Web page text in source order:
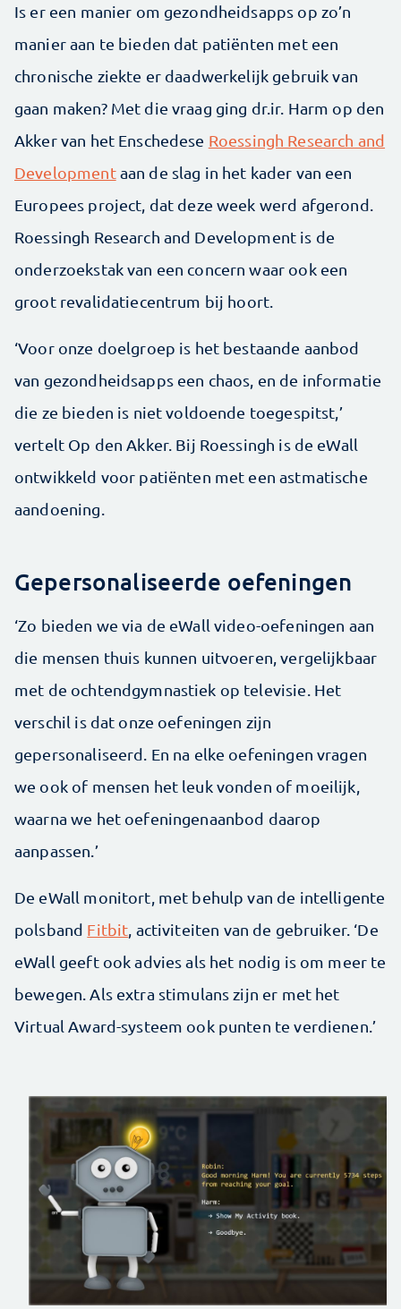
Is er een manier om gezondheidsapps op zo’n
manier aan te bieden dat patiënten met een
chronische ziekte er daadwerkelijk gebruik van
gaan maken? Met die vraag ging dr.ir. Harm op den
Akker van het Enschedese Roessingh Research and
Developmentaan de slag in het kader van een
Europees project, dat deze week werd afgerond.
Roessingh Research and Development is de
onderzoekstak van een concern waar ook een
groot revalidatiecentrum bij hoort.
‘Voor onze doelgroep is het bestaande aanbod
van gezondheidsapps een chaos, en de informatie
die ze bieden is niet voldoende toegespitst,’
vertelt Op den Akker. Bij Roessingh is de eWall
ontwikkeld voor patiënten met een astmatische
aandoening.
Gepersonaliseerde oefeningen
‘Zo bieden we via de eWall video-oefeningen aan
die mensen thuis kunnen uitvoeren, vergelijkbaar
met de ochtendgymnastiek op televisie. Het
verschil is dat onze oefeningen zijn
gepersonaliseerd. En na elke oefeningen vragen
we ook of mensen het leuk vonden of moeilijk,
waarna we het oefeningenaanbod daarop
aanpassen.’
De eWall monitort, met behulp van de intelligente
polsband Fitbit , activiteiten van de gebruiker. ‘De
eWall geeft ook advies als het nodig is om meer te
bewegen. Als extra stimulans zijn er met het
Virtual Award-systeem ook punten te verdienen.’